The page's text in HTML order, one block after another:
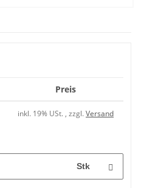
Preis
inkl. 19% USt. , zzgl.Versand
Stk